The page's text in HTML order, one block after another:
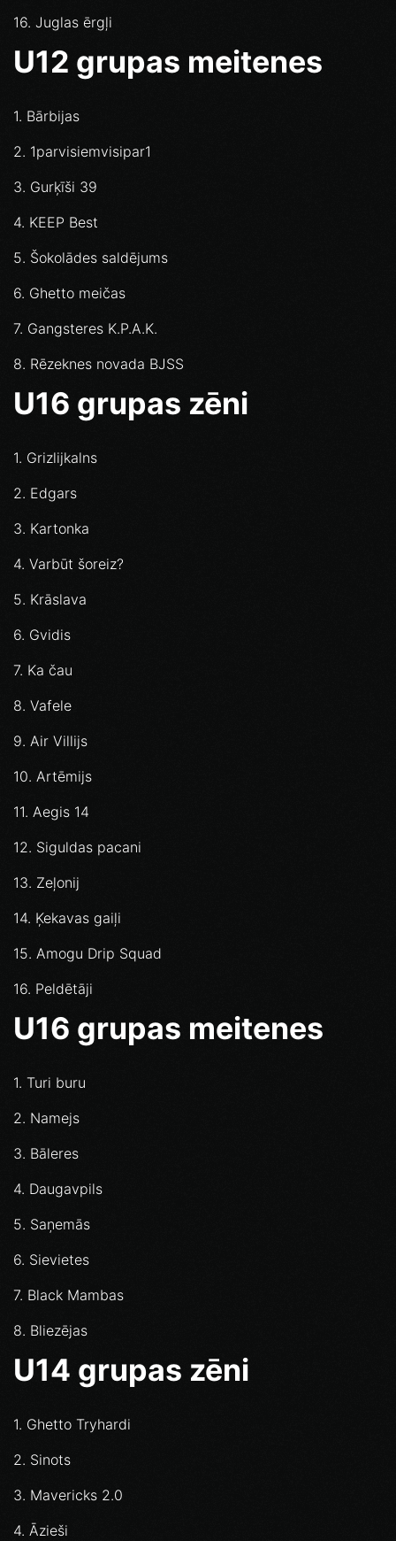
16. Juglas ērgļi
U12 grupas meitenes
1. Bārbijas
2. 1parvisiemvisipar1
3. Gurķīši 39
4. KEEP Best
5. Šokolādes saldējums
6. Ghetto meičas
7. Gangsteres K.P.A.K.
8. Rēzeknes novada BJSS
U16 grupas zēni
1. Grizlijkalns
2. Edgars
3. Kartonka
4. Varbūt šoreiz?
5. Krāslava
6. Gvidis
7. Ka čau
8. Vafele
9. Air Villijs
10. Artēmijs
11. Aegis 14
12. Siguldas pacani
13. Zeļonij
14. Ķekavas gaiļi
15. Amogu Drip Squad
16. Peldētāji
U16 grupas meitenes
1. Turi buru
2. Namejs
3. Bāleres
4. Daugavpils
5. Saņemās
6. Sievietes
7. Black Mambas
8. Bliezējas
U14 grupas zēni
1. Ghetto Tryhardi
2. Sinots
3. Mavericks 2.0
4. Āzieši